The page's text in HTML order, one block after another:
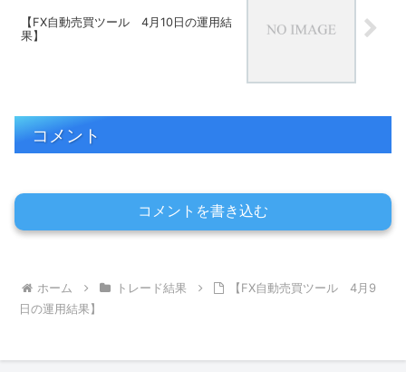
【FX自動売買ツール 4月10日の運用結
果】
コメント
コメントを書き込む
ホーム トレード結果
【FX自動売買ツール 4月9
日の運用結果】